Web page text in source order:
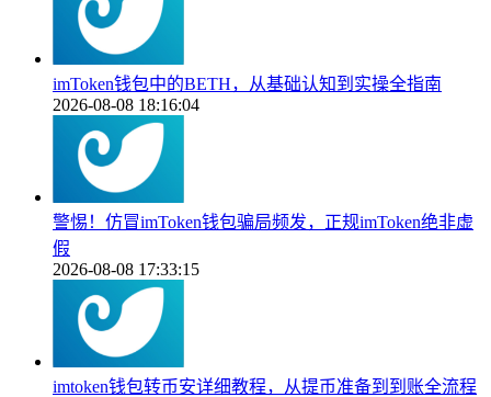
imToken钱包中的BETH，从基础认知到实操全指南
2026-08-08 18:16:04
警惕！仿冒imToken钱包骗局频发，正规imToken绝非虚
假
2026-08-08 17:33:15
imtoken钱包转币安详细教程，从提币准备到到账全流程